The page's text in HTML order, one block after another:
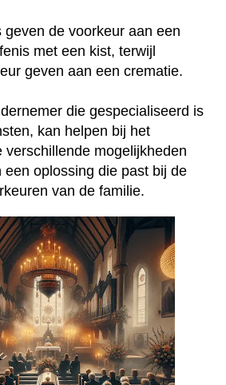
geven de voorkeur aan een
met een kist, terwijl
geven aan een crematie.
die gespecialiseerd is
kan helpen bij het
verschillende mogelijkheden
een oplossing die past bij de
van de familie.